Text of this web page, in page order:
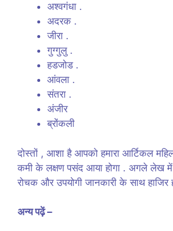
अश्वगंधा .
अदरक .
जीरा .
गुग्गुलु .
हडजोड .
आंवला .
संतरा .
अंजीर
ब्रोंकली
दोस्तों , आशा है आपको हमारा आर्टिकल
कमी के लक्षण पसंद आया होगा . अगले लेख
रोचक और उपयोगी जानकारी के साथ हाजिर
अन्य पढ़ें –